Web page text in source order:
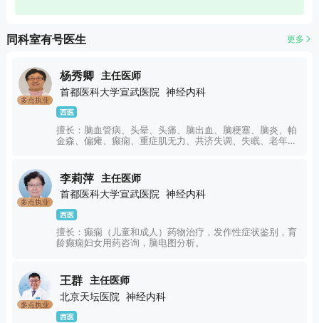
同科室有号医生 更多
多点执业
杨秀卿
主任医师
首都医科大学宣武医院
神经内科
西医
擅长：脑血管病、头晕、头痛、脑出血、脑梗塞、脑炎、帕
金森、偏瘫、癫痫、重症肌无力、共济失调、失眠、老年痴
多点执业
李莉萍
主任医师
首都医科大学宣武医院 神经内科
西医
擅长：癫痫（儿童和成人）药物治疗，发作性症状鉴别，育
龄癫痫妇女用药咨询，脑电图分析。
多点执业
王群
主任医师
北京天坛医院
神经内科
西医